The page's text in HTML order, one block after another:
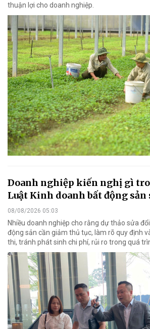
thuận lợi cho doanh nghiệp.
Doanh nghiệp kiến nghị gì
Luật Kinh doanh bất động sản
08/08/2026 05:03
Nhiều doanh nghiệp cho rằng dự thảo sửa
động sản cần giảm thủ tục, làm rõ quy định
thi, tránh phát sinh chi phí, rủi ro trong quá